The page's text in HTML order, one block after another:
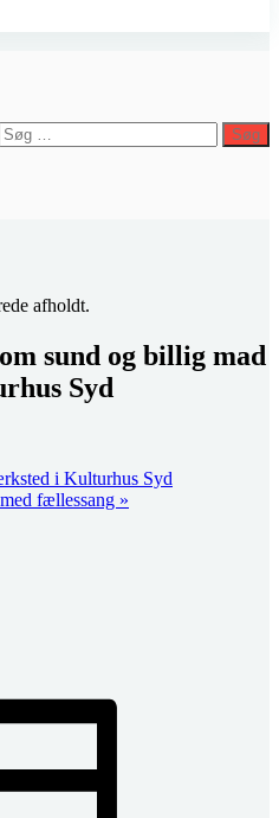
Søg
afholdt.
sund og billig mad
Syd
i Kulturhus Syd
fællessang »